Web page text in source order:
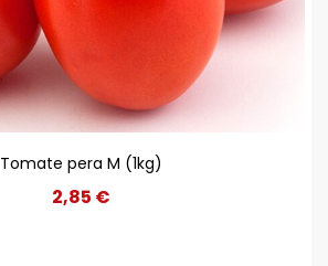
Tomate pera M (1kg)
2,85 €